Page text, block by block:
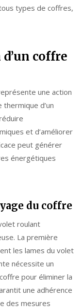
types de coffres,
coffre
une action
d’un
et d’améliorer
peut générer
énergétiques
du coffre
roulant
La première
les lames du volet
nécessite un
pour éliminer la
une adhérence
des mesures